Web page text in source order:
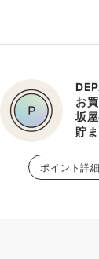
お
坂
貯
ポイント詳